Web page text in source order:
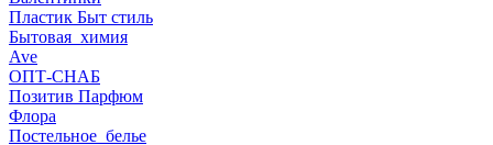
Пластик Быт стиль
Бытовая_химия
Ave
ОПТ-СНАБ
Позитив Парфюм
Флора
Постельное_белье